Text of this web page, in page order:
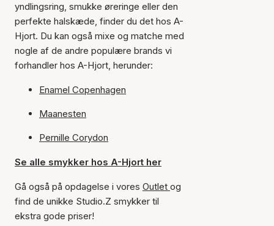
yndlingsring, smukke øreringe eller den
perfekte halskæde, finder du det hos A-
Hjort. Du kan også mixe og matche med
nogle af de andre populære brands vi
forhandler hos A-Hjort, herunder:
Enamel Copenhagen
Maanesten
Pernille Corydon
Se alle smykker hos A-Hjort her
Gå også på opdagelse i vores Outlet og
find de unikke Studio.Z smykker til
ekstra gode priser!